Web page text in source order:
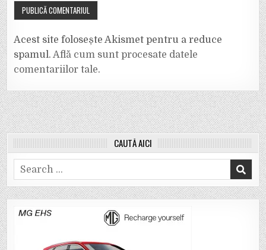
Acest site folosește Akismet pentru a reduce
spamul.Află cum sunt procesate datele
comentariilor tale.
CAUTĂ AICI
Search
for: